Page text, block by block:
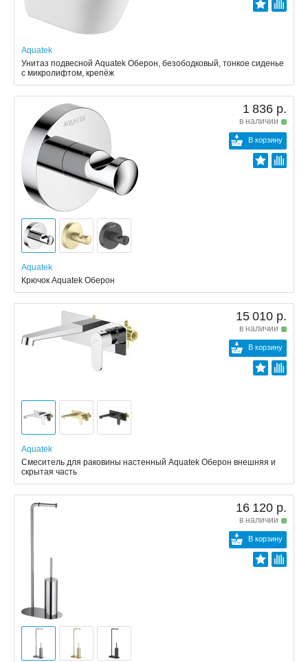
Aquatek
Унитаз подвесной Aquatek Оберон, безободковый, тонкое сиденье
с микролифтом, крепёж
1 836 р.
в наличии
В корзину
Aquatek
Крючок Aquatek Оберон
15 010 р.
в наличии
В корзину
Aquatek
Смеситель для раковины настенный Aquatek Оберон внешняя и
скрытая часть
16 120 р.
в наличии
В корзину